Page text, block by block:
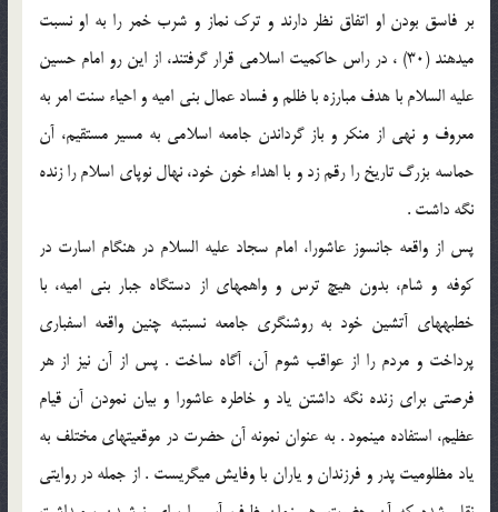
بر فاسق بودن او اتفاق نظر دارند و ترک نماز و شرب خمر را به او نسبت
می‏دهند (30) ، در راس حاکمیت اسلامی قرار گرفتند، از این رو امام حسین
علیه السلام با هدف مبارزه با ظلم و فساد عمال بنی امیه و احیاء سنت امر به
معروف و نهی از منکر و باز گرداندن جامعه اسلامی به مسیر مستقیم، آن
حماسه بزرگ تاریخ را رقم زد و با اهداء خون خود، نهال نوپای اسلام را زنده
نگه داشت .
پس از واقعه جانسوز عاشورا، امام سجاد علیه السلام در هنگام اسارت در
کوفه و شام، بدون هیچ ترس و واهمه‏ای از دستگاه جبار بنی امیه، با
خطبه‏های آتشین خود به روشنگری جامعه نسبت‏به چنین واقعه اسفباری
پرداخت و مردم را از عواقب شوم آن، آگاه ساخت . پس از آن نیز از هر
فرصتی برای زنده نگه داشتن یاد و خاطره عاشورا و بیان نمودن آن قیام
عظیم، استفاده می‏نمود . به عنوان نمونه آن حضرت در موقعیت‏های مختلف به
یاد مظلومیت پدر و فرزندان و یاران با وفایش می‏گریست . از جمله در روایتی